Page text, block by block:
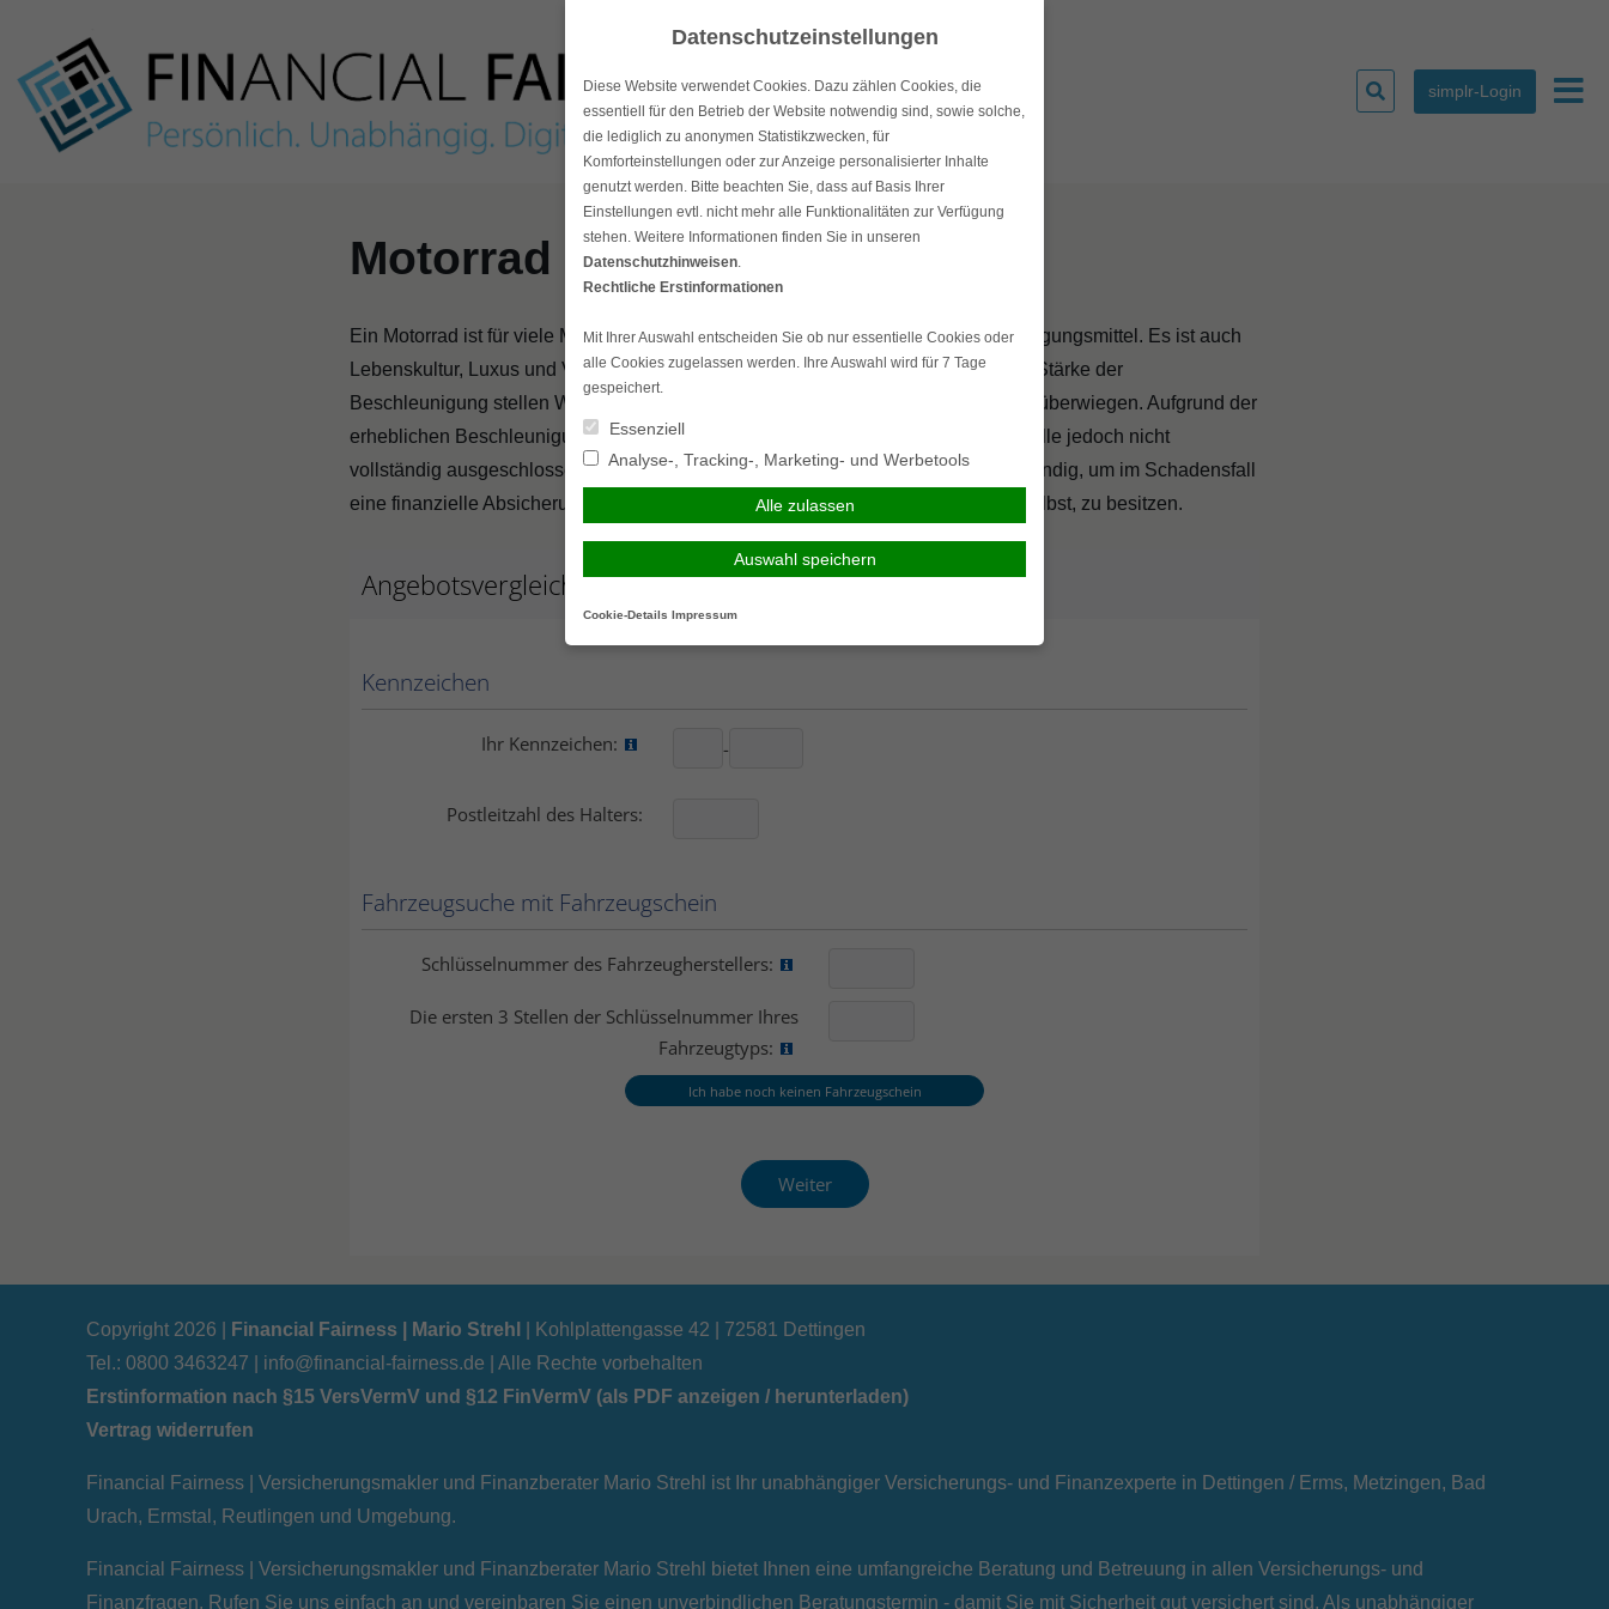
content
Suchen
nach:
simplr-Login
Motorrad
Ein Motorrad ist für viele Menschen nicht nur ein schnelles und flexibles Fortbewegungsmittel. Es ist auch
Lebenskultur, Luxus und Vergnügen. Die kühle Eleganz eines Motorrads und die Stärke der
Beschleunigung stellen Werte dar, die die Anschaffungskosten häufig bei weitem überwiegen. Aufgrund der
erheblichen Beschleunigung und der eingeschränkten Lenkfähigkeit können Unfälle jedoch nicht
vollständig ausgeschlossen werden. Eine Versicherung ist daher zwingend notwendig, um im Schadensfall
eine finanzielle Absicherung gegenüber Dritten, je nach Tarif aber auch für sich selbst, zu besitzen.
Copyright 2026 | Financial Fairness | Mario Strehl
| Kohlplattengasse 42 | 72581 Dettingen
Tel.: 0800 3463247 | info@financial-fairness.de | Alle Rechte vorbehalten
Erstinformation nach §15 VersVermV und §12 FinVermV (als PDF anzeigen / herunterladen)
Vertrag widerrufen
Financial Fairness | Versicherungsmakler und Finanzberater Mario Strehl ist Ihr unabhängiger Versicherungs- und Finanzexperte in Dettingen / Erms, Metzingen, Bad
Urach, Ermstal, Reutlingen und Umgebung.
Financial Fairness | Versicherungsmakler und Finanzberater Mario Strehl bietet Ihnen eine umfangreiche Beratung und Betreuung in allen Versicherungs- und
Finanzfragen. Rufen Sie uns einfach an und vereinbaren Sie einen unverbindlichen Beratungstermin - damit Sie mit Sicherheit gut versichert sind. Als unabhängiger
Datenschutzeinstellungen
Diese Website verwendet Cookies. Dazu zählen Cookies, die
essentiell für den Betrieb der Website notwendig sind, sowie solche,
die lediglich zu anonymen Statistikzwecken, für
Komforteinstellungen oder zur Anzeige personalisierter Inhalte
genutzt werden. Bitte beachten Sie, dass auf Basis Ihrer
Einstellungen evtl. nicht mehr alle Funktionalitäten zur Verfügung
stehen. Weitere Informationen finden Sie in unseren
Datenschutzhinweisen.
Rechtliche Erstinformationen
Mit Ihrer Auswahl entscheiden Sie ob nur essentielle Cookies oder
alle Cookies zugelassen werden. Ihre Auswahl wird für 7 Tage
gespeichert.
Essenziell
Analyse-, Tracking-, Marketing- und Werbetools
Alle zulassen
Auswahl speichern
Cookie-Details Impressum